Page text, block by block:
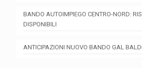
BANDO AUTOIMPIEGO CENTRO-NORD:
DISPONIBILI
ANTICIPAZIONI NUOVO BANDO GAL